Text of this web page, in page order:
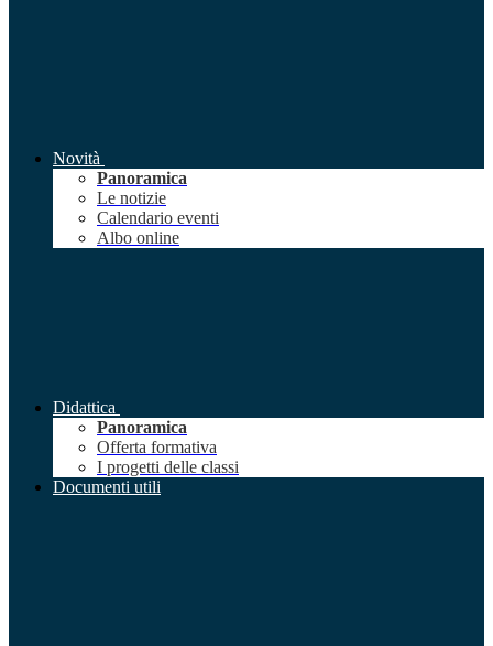
Novità
Panoramica
Le notizie
Calendario eventi
Albo online
Didattica
Panoramica
Offerta formativa
I progetti delle classi
Documenti utili